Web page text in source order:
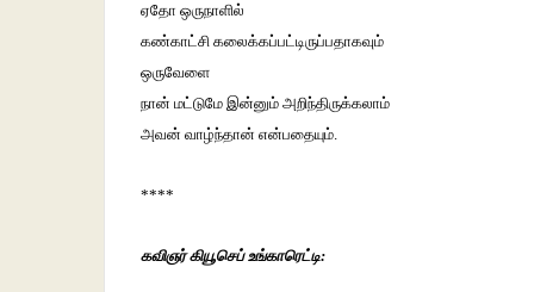
ஏதோ ஒருநாளில்
கண்காட்சி கலைக்கப்பட்டிருப்பதாகவும்
ஒருவேளை
நான் மட்டுமே இன்னும் அறிந்திருக்கலாம்
அவன் வாழ்ந்தான் என்பதையும்.
****
கவிஞர் கியூசெப் உங்காரெட்டி: